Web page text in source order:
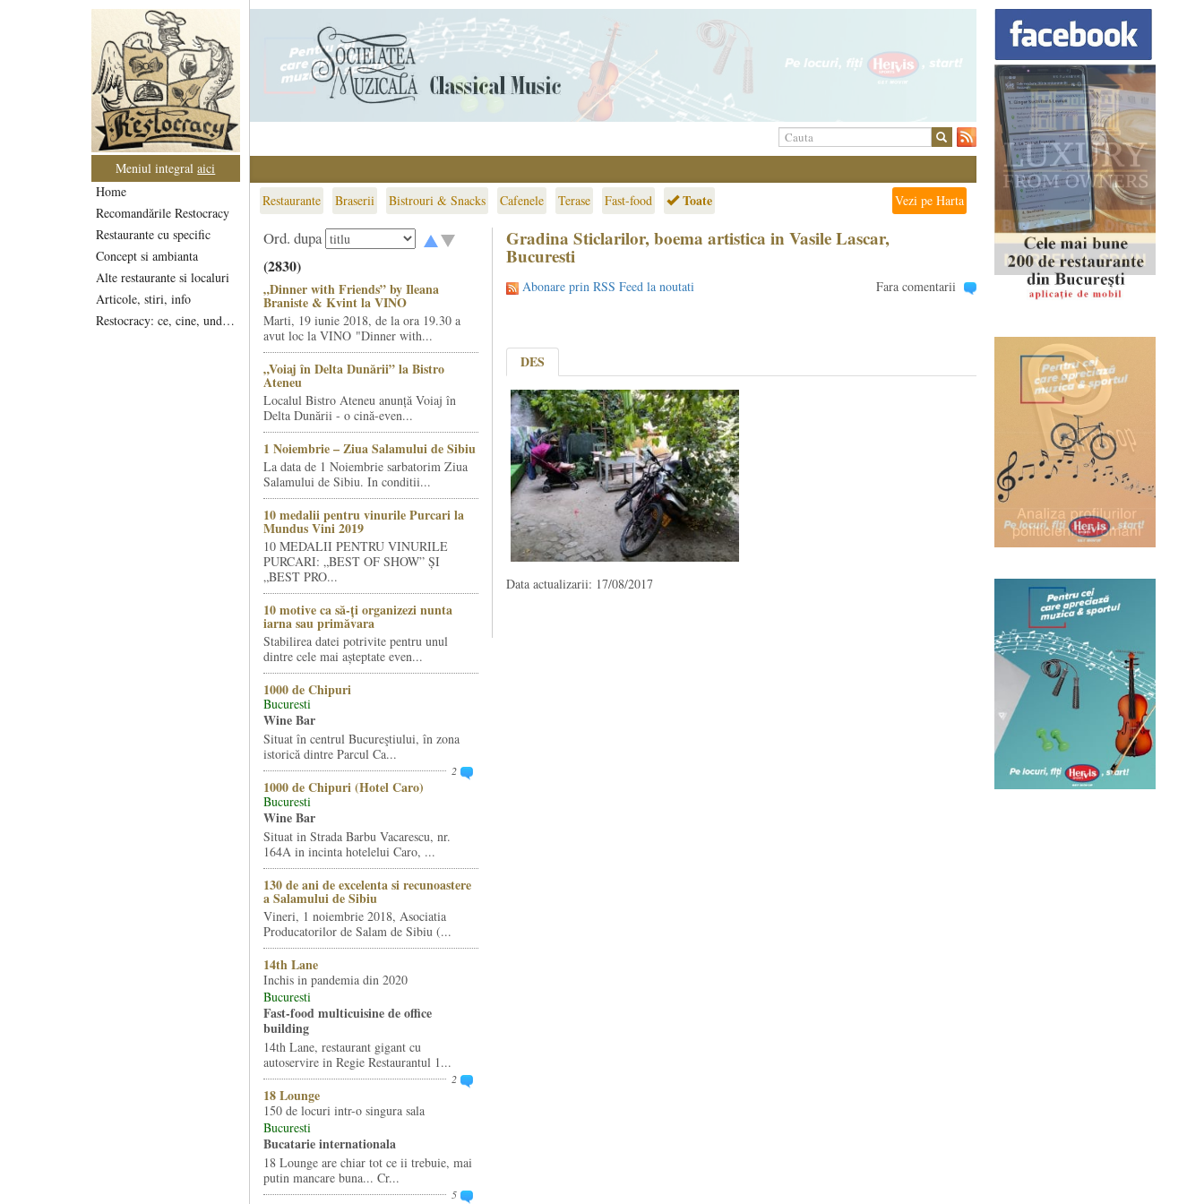
Meniul integralaici
Home
Recomandările Restocracy
Restaurante cu specific
Concept si ambianta
Alte restaurante si localuri
Articole, stiri, info
Restocracy: ce, cine, unde...
Restaurante Braserii Bistrouri & Snacks Cafenele Terase Fast-food Toate Vezi pe Harta
Ord. dupa
(2830)
„Dinner with Friends” by Ileana
Braniste & Kvint la VINO
Marti, 19 iunie 2018, de la ora 19.30 a
avut loc la VINO "Dinner with...
„Voiaj în Delta Dunării” la Bistro
Ateneu
Localul Bistro Ateneu anunță Voiaj în
Delta Dunării - o cină-even...
1 Noiembrie – Ziua Salamului de Sibiu
La data de 1 Noiembrie sarbatorim Ziua
Salamului de Sibiu. In conditii...
10 medalii pentru vinurile Purcari la
Mundus Vini 2019
10 MEDALII PENTRU VINURILE
PURCARI: „BEST OF SHOW” ȘI
„BEST PRO...
10 motive ca să-ți organizezi nunta
iarna sau primăvara
Stabilirea datei potrivite pentru unul
dintre cele mai așteptate even...
1000 de Chipuri
Bucuresti
Wine Bar
Situat în centrul Bucureştiului, în zona
istorică dintre Parcul Ca...
2
1000 de Chipuri (Hotel Caro)
Bucuresti
Wine Bar
Situat in Strada Barbu Vacarescu, nr.
164A in incinta hotelelui Caro, ...
130 de ani de excelenta si recunoastere
a Salamului de Sibiu
Vineri, 1 noiembrie 2018, Asociatia
Producatorilor de Salam de Sibiu (...
14th Lane
Inchis in pandemia din 2020
Bucuresti
Fast-food multicuisine de office
building
14th Lane, restaurant gigant cu
autoservire in Regie Restaurantul 1...
2
18 Lounge
150 de locuri intr-o singura sala
Bucuresti
Bucatarie internationala
18 Lounge are chiar tot ce ii trebuie, mai
putin mancare buna... Cr...
5
Gradina Sticlarilor, boema artistica in Vasile Lascar,
Bucuresti
Abonare prin RSS Feed la noutati Fara comentarii
DES
Data actualizarii: 17/08/2017